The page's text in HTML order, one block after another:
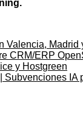
Valencia, Madrid
CRM/ERP
y Hostgreen
IA